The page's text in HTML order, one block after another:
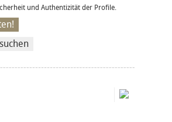
und Authentizität der Profile.